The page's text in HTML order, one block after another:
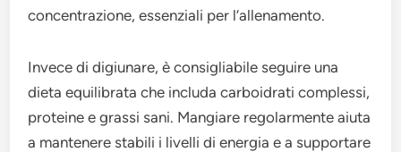
concentrazione, essenziali per l’allenamento.
Invece di digiunare, è consigliabile seguire una
dieta equilibrata che includa carboidrati complessi,
proteine e grassi sani. Mangiare regolarmente aiuta
a mantenere stabili i livelli di energia e a supportare